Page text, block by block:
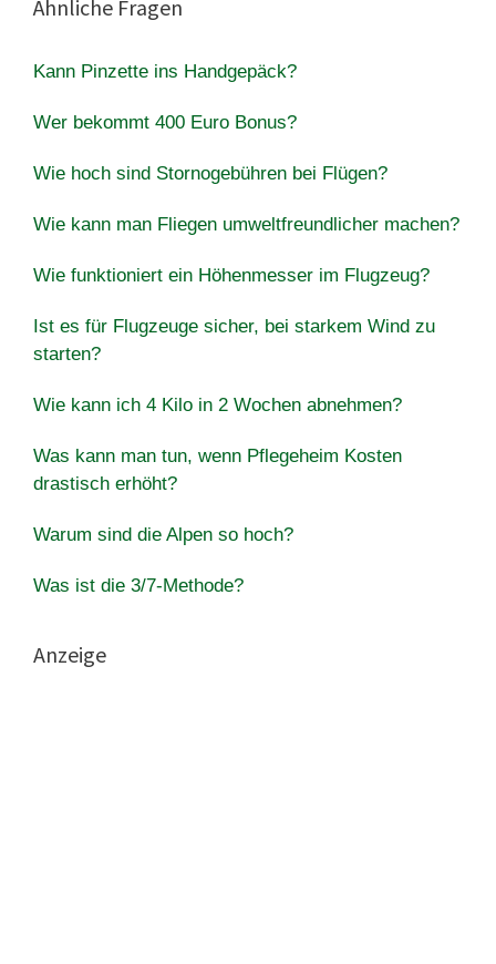
Ähnliche Fragen
Kann Pinzette ins Handgepäck?
Wer bekommt 400 Euro Bonus?
Wie hoch sind Stornogebühren bei Flügen?
Wie kann man Fliegen umweltfreundlicher machen?
Wie funktioniert ein Höhenmesser im Flugzeug?
Ist es für Flugzeuge sicher, bei starkem Wind zu
starten?
Wie kann ich 4 Kilo in 2 Wochen abnehmen?
Was kann man tun, wenn Pflegeheim Kosten
drastisch erhöht?
Warum sind die Alpen so hoch?
Was ist die 3/7-Methode?
Anzeige